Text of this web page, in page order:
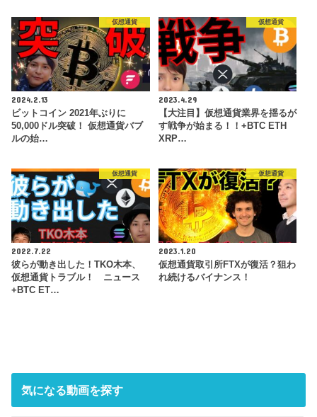
仮想通貨
2024.2.13
ビットコイン 2021年ぶりに
50,000ドル突破！ 仮想通貨バブ
ルの始…
仮想通貨
2023.4.29
【大注目】仮想通貨業界を揺るが
す戦争が始まる！！+BTC ETH
XRP…
仮想通貨
2022.7.22
彼らが動き出した！TKO木本、
仮想通貨トラブル！ ニュース
+BTC ET…
仮想通貨
2023.1.20
仮想通貨取引所FTXが復活？狙わ
れ続けるバイナンス！
気になる動画を探す